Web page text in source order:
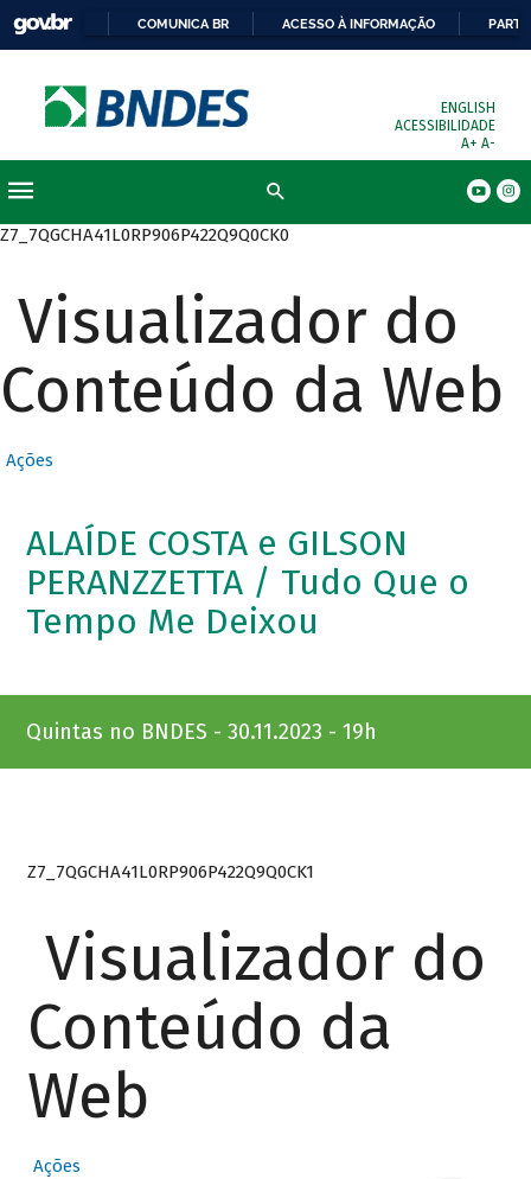
COMUNICA BR ACESSO À INFORMAÇÃO
ENGLISH
ACESSIBILIDADE
A+ A-
Z7_7QGCHA41L0RP906P422Q9Q0CK0
Visualizador do
Conteúdo da Web
Ações
ALAÍDE COSTA e GILSON
PERANZZETTA / Tudo Que o
Tempo Me Deixou
Quintas no BNDES - 30.11.2023 - 19h
Z7_7QGCHA41L0RP906P422Q9Q0CK1
Visualizador do
Conteúdo da
Web
Ações